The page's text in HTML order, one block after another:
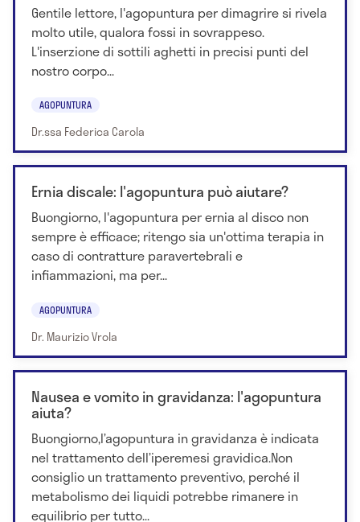
Gentile lettore, l'agopuntura per dimagrire si rivela
molto utile, qualora fossi in sovrappeso.
L'inserzione di sottili aghetti in precisi punti del
nostro corpo...
AGOPUNTURA
Dr.ssa Federica Carola
Ernia discale: l'agopuntura può aiutare?
Buongiorno, l'agopuntura per ernia al disco non
sempre è efficace; ritengo sia un'ottima terapia in
caso di contratture paravertebrali e
infiammazioni, ma per...
AGOPUNTURA
Dr. Maurizio Vrola
Nausea e vomito in gravidanza: l'agopuntura
aiuta?
Buongiorno,l’agopuntura in gravidanza è indicata
nel trattamento dell’iperemesi gravidica.Non
consiglio un trattamento preventivo, perché il
metabolismo dei liquidi potrebbe rimanere in
equilibrio per tutto...